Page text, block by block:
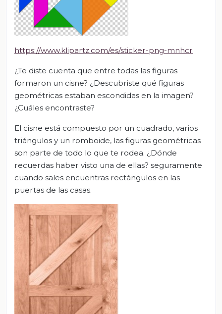
https://www.klipartz.com/es/sticker-png-mnhcr
¿Te diste cuenta que entre todas las figuras
formaron un cisne? ¿Descubriste qué figuras
geométricas estaban escondidas en la imagen?
¿Cuáles encontraste?
El cisne está compuesto por un cuadrado, varios
triángulos y un romboide, las figuras geométricas
son parte de todo lo que te rodea. ¿Dónde
recuerdas haber visto una de ellas? seguramente
cuando sales encuentras rectángulos en las
puertas de las casas.